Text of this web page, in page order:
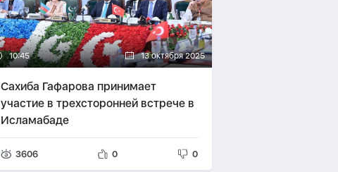
10:45 13 октября 2025
Сахиба Гафарова принимает
участие в трехсторонней встрече в
Исламабаде
3606 0 0